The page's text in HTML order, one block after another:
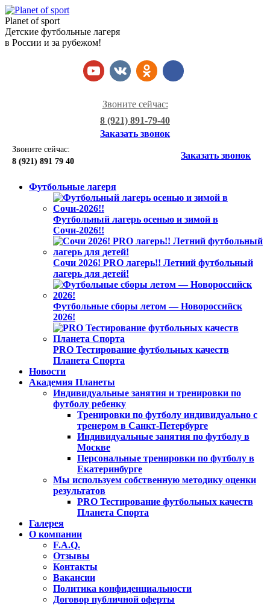
Planet of sport
Детские футбольные лагеря
в России и за рубежом!
Звоните сейчас:
8 (921) 891-79-40
Заказать звонок
Звоните сейчас:
8 (921) 891 79 40
Заказать звонок
Футбольные лагеря
Футбольный лагерь осенью и зимой в
Сочи-2026!!
Сочи 2026! PRO лагерь!! Летний футбольный
лагерь для детей!
Футбольные сборы летом — Новороссийск
2026!
PRO Тестирование футбольных качеств
Планета Спорта
Новости
Академия Планеты
Индивидуальные занятия и тренировки по
футболу ребенку
Тренировки по футболу индивидуально с
тренером в Санкт-Петербурге
Индивидуальные занятия по футболу в
Москве
Персональные тренировки по футболу в
Екатеринбурге
Мы используем собственную методику оценки
результатов
PRO Тестирование футбольных качеств
Планета Спорта
Галерея
О компании
F.A.Q.
Отзывы
Контакты
Вакансии
Политика конфиденциальности
Договор публичной оферты